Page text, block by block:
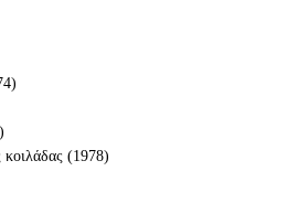
κοιλάδας (1978)